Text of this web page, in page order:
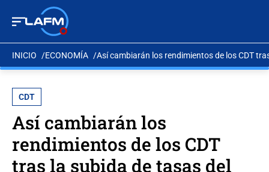
INICIO ECONOMÍA Así cambiarán los rendimientos de los CDT
CDT
Así cambiarán los
rendimientos de los CDT
tras la subida de tasas del